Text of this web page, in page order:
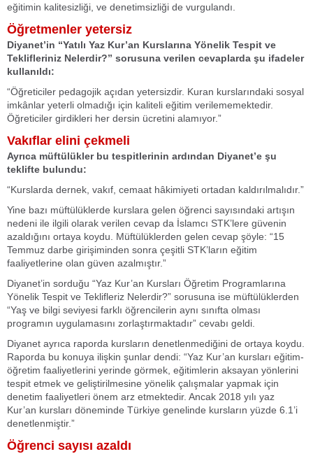
eğitimin kalitesizliği, ve denetimsizliği de vurgulandı.
Öğretmenler yetersiz
Diyanet’in “Yatılı Yaz Kur’an Kurslarına Yönelik Tespit ve
Teklifleriniz Nelerdir?” sorusuna verilen cevaplarda şu ifadeler
kullanıldı:
“Öğreticiler pedagojik açıdan yetersizdir. Kuran kurslarındaki sosyal
imkânlar yeterli olmadığı için kaliteli eğitim verilememektedir.
Öğreticiler girdikleri her dersin ücretini alamıyor.”
Vakıflar elini çekmeli
Ayrıca müftülükler bu tespitlerinin ardından Diyanet’e şu
teklifte bulundu:
“Kurslarda dernek, vakıf, cemaat hâkimiyeti ortadan kaldırılmalıdır.”
Yine bazı müftülüklerde kurslara gelen öğrenci sayısındaki artışın
nedeni ile ilgili olarak verilen cevap da İslamcı STK’lere güvenin
azaldığını ortaya koydu. Müftülüklerden gelen cevap şöyle: “15
Temmuz darbe girişiminden sonra çeşitli STK’ların eğitim
faaliyetlerine olan güven azalmıştır.”
Diyanet’in sorduğu “Yaz Kur’an Kursları Öğretim Programlarına
Yönelik Tespit ve Teklifleriz Nelerdir?” sorusuna ise müftülüklerden
“Yaş ve bilgi seviyesi farklı öğrencilerin aynı sınıfta olması
programın uygulamasını zorlaştırmaktadır” cevabı geldi.
Diyanet ayrıca raporda kursların denetlenmediğini de ortaya koydu.
Raporda bu konuya ilişkin şunlar dendi: “Yaz Kur’an kursları eğitim-
öğretim faaliyetlerini yerinde görmek, eğitimlerin aksayan yönlerini
tespit etmek ve geliştirilmesine yönelik çalışmalar yapmak için
denetim faaliyetleri önem arz etmektedir. Ancak 2018 yılı yaz
Kur’an kursları döneminde Türkiye genelinde kursların yüzde 6.1’i
denetlenmiştir.”
Öğrenci sayısı azaldı